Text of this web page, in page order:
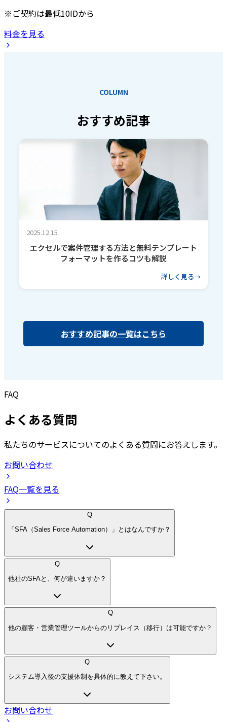
※ご契約は最低10IDから
料金を見る
COLUMN
おすすめ記事
2025.12.15
エクセルで案件管理する方法と無料テンプレート
フォーマットを作るコツも解説
詳しく見る
おすすめ記事の一覧はこちら
FAQ
よくある質問
私たちのサービスについてのよくある質問にお答えします。
お問い合わせ
FAQ一覧を見る
Q
「SFA（Sales Force Automation）」とはなんですか？
Q
他社のSFAと、何が違いますか？
Q
他の顧客・営業管理ツールからのリプレイス（移行）は可能ですか？
Q
システム導入後の支援体制を具体的に教えて下さい。
お問い合わせ